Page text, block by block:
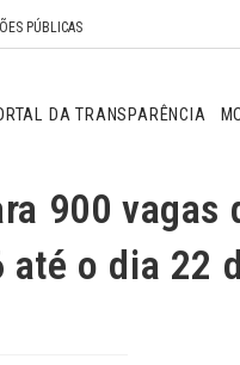
PÚBLICAS
DA TRANSPARÊNCIA
900
o dia 22